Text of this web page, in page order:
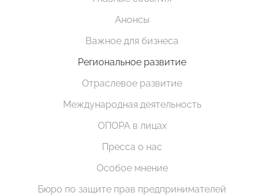
Анонсы
Важное для бизнеса
Региональное развитие
Отраслевое развитие
Международная деятельность
ОПОРА в лицах
Пресса о нас
Особое мнение
Бюро по защите прав предпринимателей